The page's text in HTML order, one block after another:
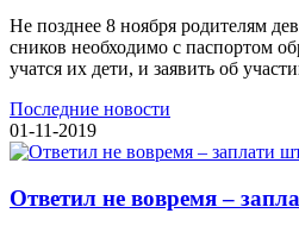
Не позднее 8 ноября родителям
сников необходимо с паспортом
учатся их дети, и заявить об
Последние новости
01-11-2019
Ответил не вовремя –